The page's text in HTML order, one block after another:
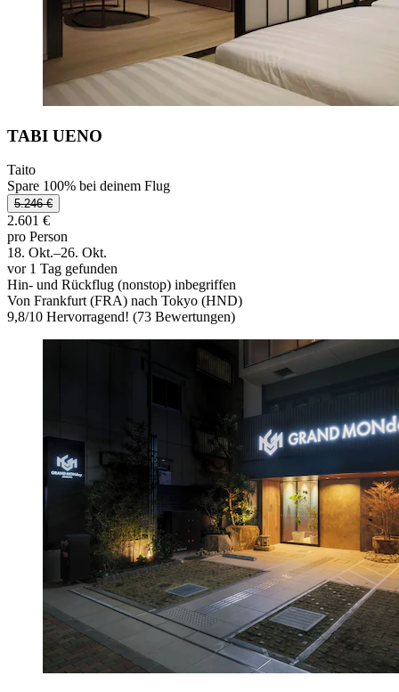
TABI UENO
Taito
Spare 100% bei deinem Flug
5.246 €
2.601 €
pro Person
18. Okt.–26. Okt.
vor 1 Tag gefunden
Hin- und Rückflug (nonstop) inbegriffen
Von Frankfurt (FRA) nach Tokyo (HND)
9,8/10 Hervorragend! (73 Bewertungen)